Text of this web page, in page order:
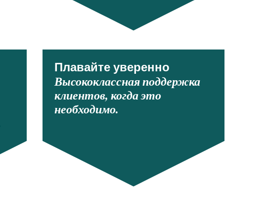
Плавайте уверенно
Высококлассная поддержка
клиентов, когда это
необходимо.